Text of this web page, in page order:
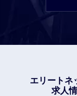
エリートネ
求人